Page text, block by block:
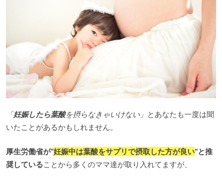
「妊娠したら葉酸を摂らなきゃいけない」 とあなたも一度は聞
いたことがあるかもしれません。
厚生労働省が“妊娠中は葉酸をサプリで摂取した方が良い”と推
奨していることから多くのママ達が取り入れてますが、